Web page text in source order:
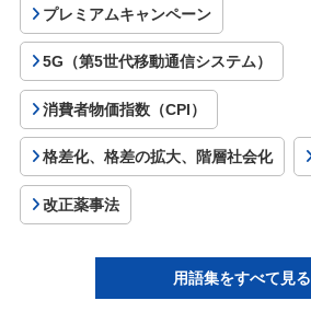
プレミアムキャンペーン
5G（第5世代移動通信システム）
消費者物価指数（CPI）
格差化、格差の拡大、階層社会化
改正薬事法
用語集をすべて見る